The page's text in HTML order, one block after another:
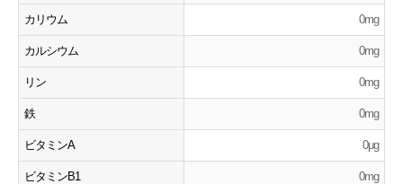
カリウム 0mg
カルシウム 0mg
リン 0mg
鉄 0mg
ビタミンA 0μg
ビタミンB1 0mg